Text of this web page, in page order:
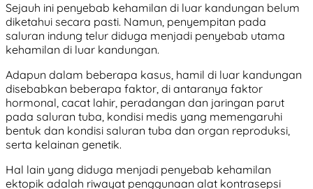
Sejauh ini penyebab kehamilan di luar kandungan belum
diketahui secara pasti. Namun, penyempitan pada
saluran indung telur diduga menjadi penyebab utama
kehamilan di luar kandungan.
Adapun dalam beberapa kasus, hamil di luar kandungan
disebabkan beberapa faktor, di antaranya faktor
hormonal, cacat lahir, peradangan dan jaringan parut
pada saluran tuba, kondisi medis yang memengaruhi
bentuk dan kondisi saluran tuba dan organ reproduksi,
serta kelainan genetik.
Hal lain yang diduga menjadi penyebab kehamilan
ektopik adalah riwayat penggunaan alat kontrasepsi